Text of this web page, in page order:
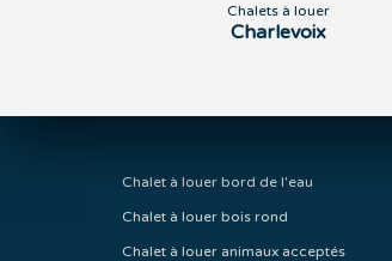
Chalets à louer
Charlevoix
Chalet à louer bord de l'eau
Chalet à louer bois rond
Chalet à louer animaux acceptés